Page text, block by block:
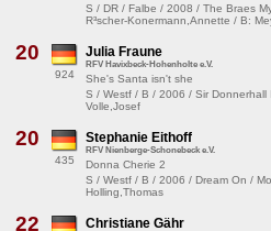
S / DR / Falbe / 2008 / The Braes
R³scher-Konermann,Annette / B:
20
924
Julia Fraune
RFV Havixbeck-Hohenholte e.V.
She's Santa isn't she
S / Westf / B / 2006 / Sir Donnerhall
Volle,Josef
20
435
Stephanie Eithoff
RFV Nienberge-Schonebeck e.V.
Donna Cherie 2
S / Westf / B / 2006 / Dream On /
Holling,Thomas
22 Christiane Gähr